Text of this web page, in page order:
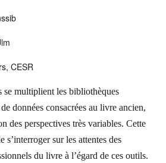
CESR
se multiplient les bibliothèques
données consacrées au livre ancien,
des perspectives très variables. Cette
s’interroger sur les attentes des
du livre à l’égard de ces outils.